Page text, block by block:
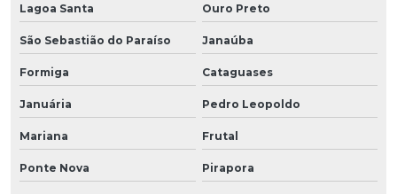
Lagoa Santa Ouro Preto
São Sebastião do Paraíso Janaúba
Formiga Cataguases
Januária Pedro Leopoldo
Mariana Frutal
Ponte Nova Pirapora